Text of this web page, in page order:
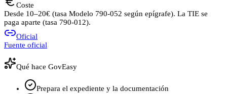
Coste
Desde 10–20€ (tasa Modelo 790-052 según epígrafe). La TIE se
paga aparte (tasa 790-012).
Oficial
Fuente oficial
Qué hace GovEasy
Prepara el expediente y la documentación